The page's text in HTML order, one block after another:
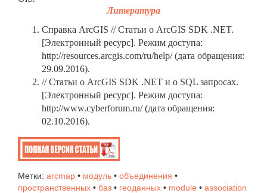
Литература
Справка ArcGIS // Статьи о ArcGIS SDK .NET.
[Электронный ресурс]. Режим доступа:
http://resources.arcgis.com/ru/help/ (дата обращения:
29.09.2016).
// Статьи о ArcGIS SDK .NET и о SQL запросах.
[Электронный ресурс]. Режим доступа:
http://www.cyberforum.ru/ (дата обращения:
02.10.2016).
Метки: arcmap • модуль • объединения •
пространственных • баз • геоданных • module • association